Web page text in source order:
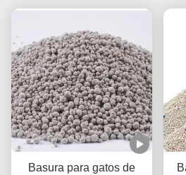
Basura para gatos de